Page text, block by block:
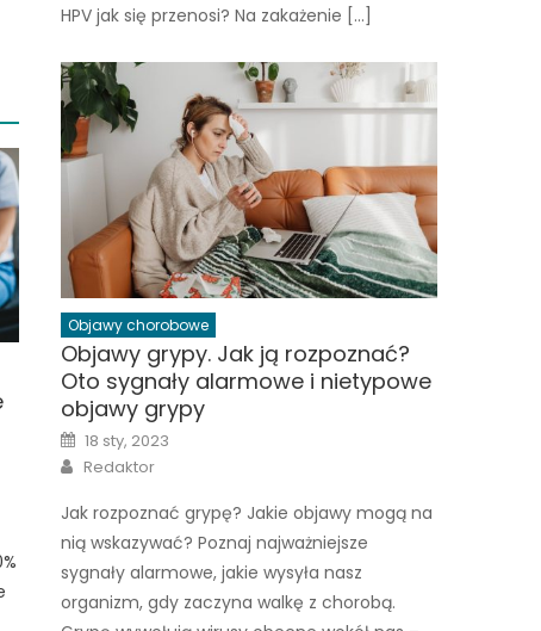
HPV jak się przenosi? Na zakażenie […]
Objawy chorobowe
Objawy grypy. Jak ją rozpoznać?
Oto sygnały alarmowe i nietypowe
objawy grypy
Posted
on
18 sty, 2023
Author
Redaktor
Jak rozpoznać grypę? Jakie objawy mogą na
nią wskazywać? Poznaj najważniejsze
sygnały alarmowe, jakie wysyła nasz
organizm, gdy zaczyna walkę z chorobą.